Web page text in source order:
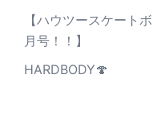
【ハウツースケート
月号！！】
HARDBODY🍄